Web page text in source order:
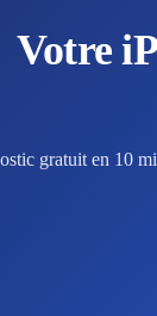
Votre
gratuit en 10